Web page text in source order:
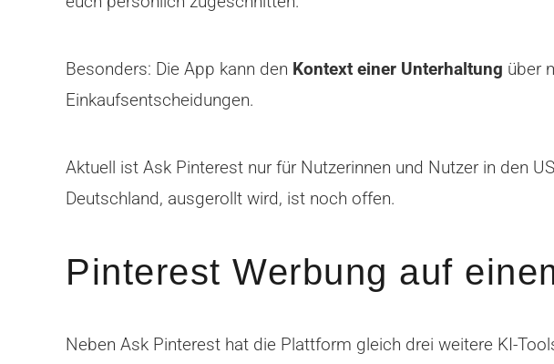
Besonders: Die App kann den Kontext einer Unterhaltung über
Einkaufsentscheidungen.
Aktuell ist Ask Pinterest nur für Nutzerinnen und Nutzer in den
Deutschland, ausgerollt wird, ist noch offen.
Pinterest Werbung auf
Neben Ask Pinterest hat die Plattform gleich drei weitere KI-